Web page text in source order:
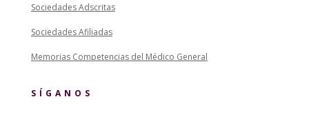
Sociedades Adscritas
Sociedades Afiliadas
Memorias Competencias del Médico General
SÍGANOS